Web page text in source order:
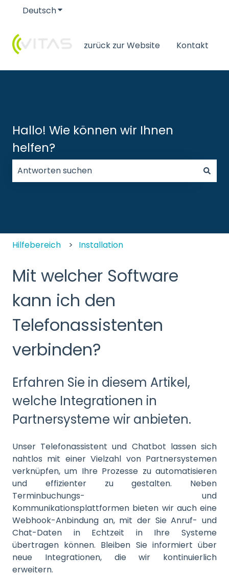
DeutschUntermenü für Übersetzungen anzeigen
zurück zur Website Kontakt
Hallo! Wie können wir Ihnen
helfen?
Hilfebereich Installation
Mit welcher Software
kann ich den
Telefonassistenten
verbinden?
Erfahren Sie in diesem Artikel,
welche Integrationen in
Partnersysteme wir anbieten.
Unser Telefonassistent und Chatbot lassen sich
nahtlos mit einer Vielzahl von Partnersystemen
verknüpfen, um Ihre Prozesse zu automatisieren
und effizienter zu gestalten. Neben
Terminbuchungs- und
Kommunikationsplattformen bieten wir auch eine
Webhook-Anbindung an, mit der Sie Anruf- und
Chat-Daten in Echtzeit in Ihre Systeme
übertragen können. Bleiben Sie informiert über
neue Integrationen, die wir kontinuierlich
erweitern.